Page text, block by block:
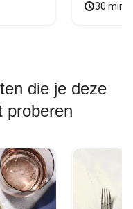
30
die je deze
proberen